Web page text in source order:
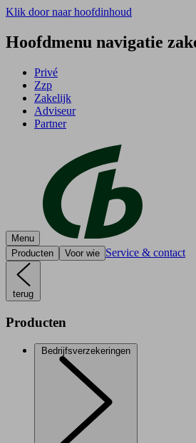
Klik door naar hoofdinhoud
Hoofdmenu navigatie
Privé
Zzp
Zakelijk
Adviseur
Partner
Menu
Producten
Voor wie Service & contact
terug
Producten
Bedrijfsverzekeringen